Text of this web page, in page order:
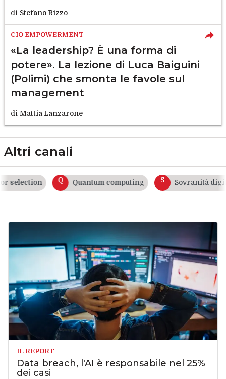
di Stefano Rizzo
CIO EMPOWERMENT
«La leadership? È una forma di
potere». La lezione di Luca Baiguini
(Polimi) che smonta le favole sul
management
di Mattia Lanzarone
Altri canali
selection Q Quantum computing S Sovranità
IL REPORT
Data breach, l'AI è responsabile nel 25%
dei casi